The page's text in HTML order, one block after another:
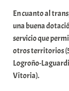
En cuanto al
una buena
servicio que
otros territorios
Logroño-
Vitoria).